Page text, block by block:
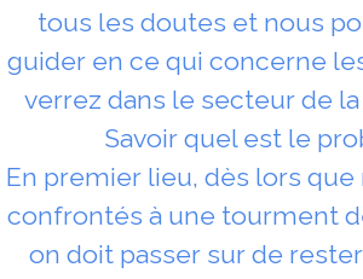
tous les doutes et nous
guider en ce qui concerne
verrez dans le secteur de
Savoir quel est le
En premier lieu, dès lors
confrontés à une tourment
on doit passer sur de